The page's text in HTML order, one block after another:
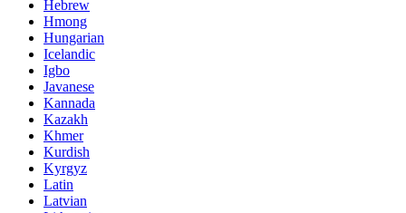
Hebrew
Hmong
Hungarian
Icelandic
Igbo
Javanese
Kannada
Kazakh
Khmer
Kurdish
Kyrgyz
Latin
Latvian